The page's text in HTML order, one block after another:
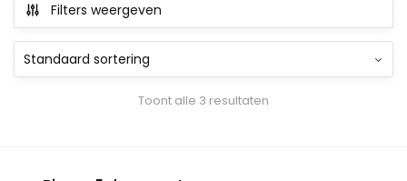
Filters weergeven
Toont alle 3 resultaten